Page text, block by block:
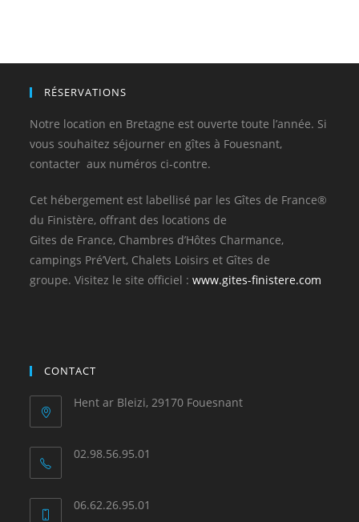
RÉSERVATIONS
Notre location en Bretagne est ouverte toute l’année. Si
vous souhaitez séjourner en gîtes à Fouesnant,
contacter aux numéros ci-contre.
Cet hébergement est labellisé par les Gîtes de France®
du Finistère, offrant des locations de
Gites de France, Chambres d’Hôtes Charmance,
campings Pré’Vert, Chalets Loisirs et Gîtes de
groupe. Visitez le site officiel :www.gites-finistere.com
CONTACT
Hent ar Bleizi, 29170 Fouesnant
02.98.56.95.01
06.62.26.95.01